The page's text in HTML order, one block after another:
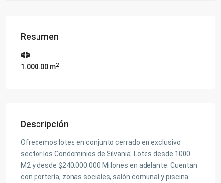
Resumen
1.000.00 m2
Descripción
Ofrecemos lotes en conjunto cerrado en exclusivo
sector los Condominios de Silvania. Lotes desde 1000
M2 y desde $240.000.000 Millones en adelante. Cuentan
con portería, zonas sociales, salón comunal y piscina.